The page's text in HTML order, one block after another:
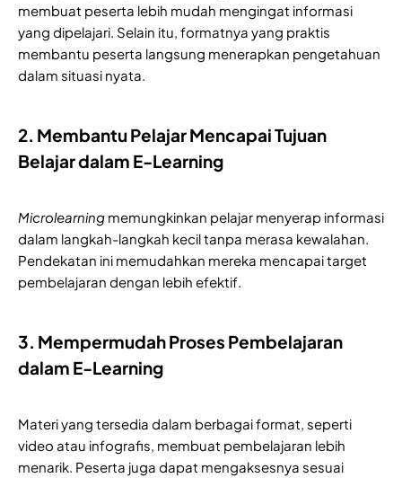
membuat peserta lebih mudah mengingat informasi
yang dipelajari. Selain itu, formatnya yang praktis
membantu peserta langsung menerapkan pengetahuan
dalam situasi nyata.
2. Membantu Pelajar Mencapai Tujuan
Belajar dalam E-Learning
Microlearning memungkinkan pelajar menyerap informasi
dalam langkah-langkah kecil tanpa merasa kewalahan.
Pendekatan ini memudahkan mereka mencapai target
pembelajaran dengan lebih efektif.
3. Mempermudah Proses Pembelajaran
dalam E-Learning
Materi yang tersedia dalam berbagai format, seperti
video atau infografis, membuat pembelajaran lebih
menarik. Peserta juga dapat mengaksesnya sesuai